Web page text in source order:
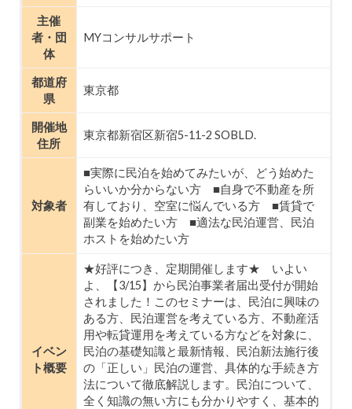
主催
者・団
体
MYコンサルサポート
都道府
県
東京都
開催地
住所
東京都新宿区新宿5-11-2 SOBLD.
対象者
■実際に民泊を始めてみたいが、どう始めた
らいいか分からない方 ■自身で不動産を所
有しており、空室に悩んでいる方 ■賃貸で
副業を始めたい方 ■適法な民泊運営、民泊
ホストを始めたい方
イベン
ト概要
★好評につき、定期開催します★ いよい
よ、【3/15】から民泊事業者届出受付が開始
されました！このセミナーは、民泊に興味の
ある方、民泊運営を考えている方、不動産活
用や転貸運用を考えている方などを対象に、
民泊の基礎知識と最新情報、民泊新法施行後
の「正しい」民泊の運営、具体的な手続き方
法について徹底解説します。民泊について、
全く知識の無い方にも分かりやすく、基本的